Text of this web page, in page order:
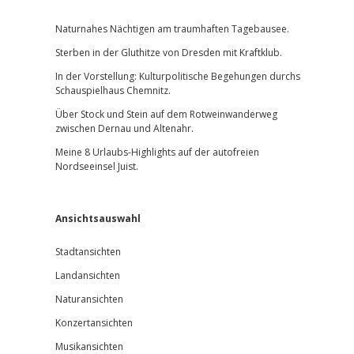
Naturnahes Nächtigen am traumhaften Tagebausee.
Sterben in der Gluthitze von Dresden mit Kraftklub.
In der Vorstellung: Kulturpolitische Begehungen durchs
Schauspielhaus Chemnitz.
Über Stock und Stein auf dem Rotweinwanderweg
zwischen Dernau und Altenahr.
Meine 8 Urlaubs-Highlights auf der autofreien
Nordseeinsel Juist.
Ansichtsauswahl
Stadtansichten
Landansichten
Naturansichten
Konzertansichten
Musikansichten